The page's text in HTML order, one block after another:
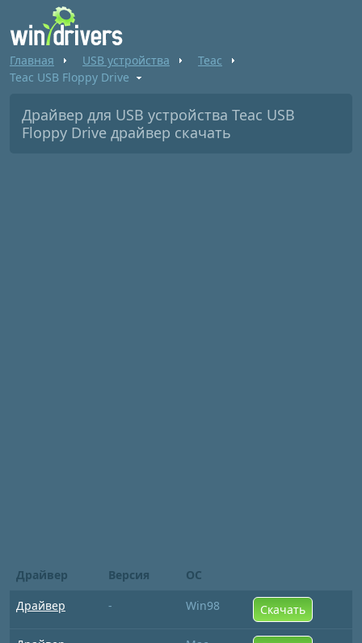
Главная USB устройства
Teac
Teac USB Floppy Drive
Драйвер для USB устройства Teac USB
Floppy Drive драйвер скачать
Драйвер Версия
ОС
Драйвер
- Win98 Скачать